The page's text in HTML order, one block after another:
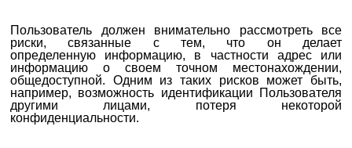
Пользователь должен внимательно рассмотреть все
риски, связанные с тем, что он делает
определенную информацию, в частности адрес или
информацию о своем точном местонахождении,
общедоступной. Одним из таких рисков может быть,
например, возможность идентификации Пользователя
другими лицами, потеря некоторой
конфиденциальности.